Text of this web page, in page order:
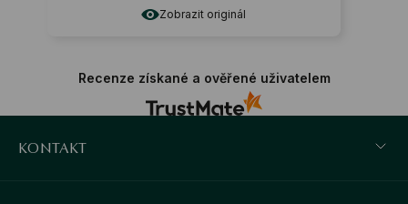
Zobrazit originál
Recenze získané a ověřené uživatelem
KONTAKT